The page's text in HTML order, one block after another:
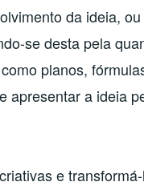
da ideia,
se desta pela
planos,
apresentar a ideia
e